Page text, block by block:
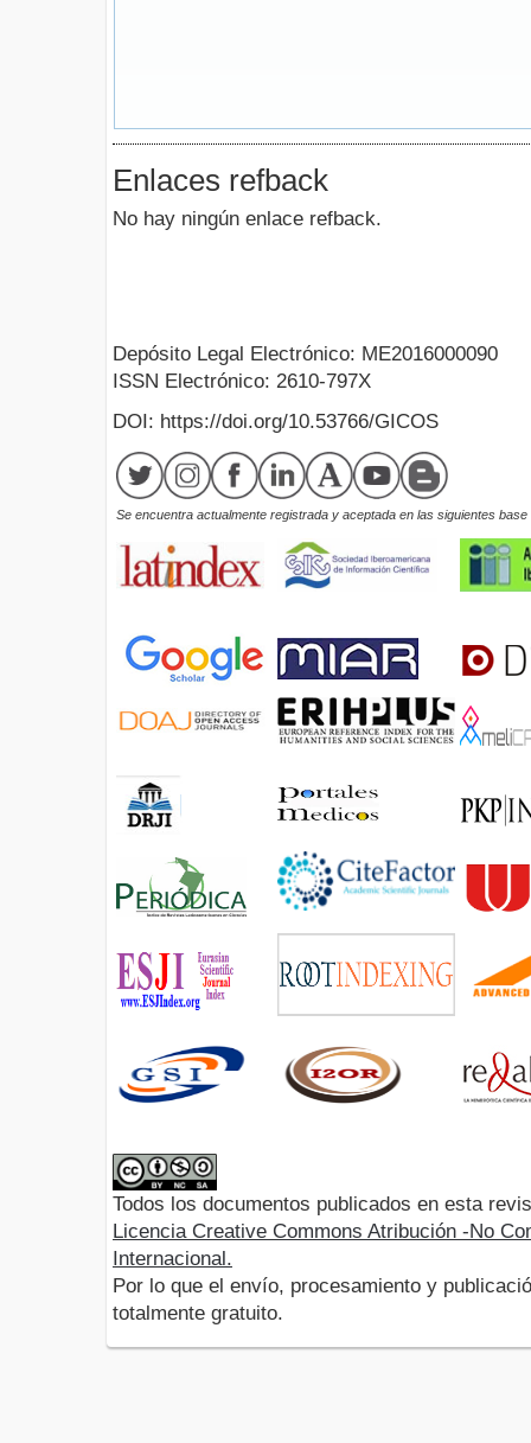
Enlaces refback
No hay ningún enlace refback.
Depósito Legal Electrónico: ME2016000090
ISSN Electrónico: 2610-797X
DOI: https://doi.org/10.53766/GICOS
Se encuentra actualmente registrada y aceptada en las siguientes
Todos los documentos publicados en esta
Licencia Creative Commons Atribución -No
Internacional.
Por lo que el envío, procesamiento y
totalmente gratuito.